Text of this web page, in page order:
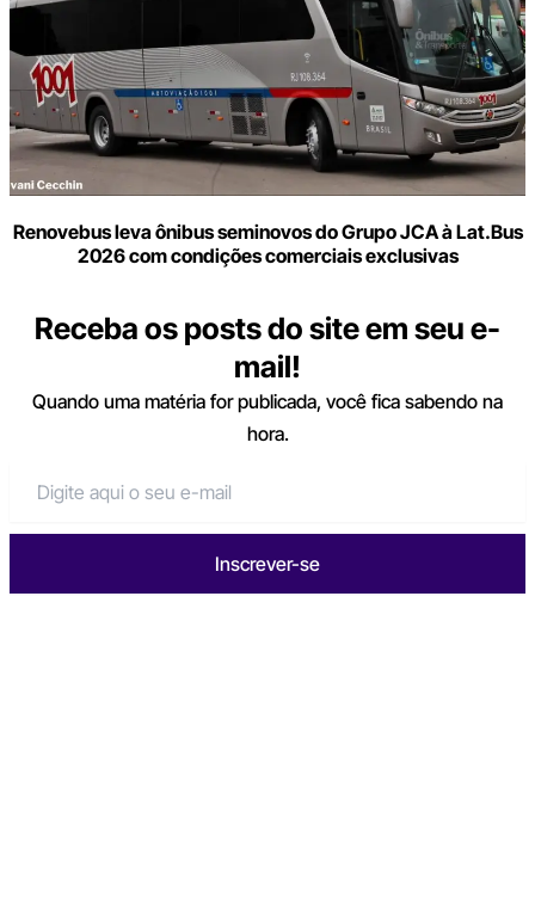
Renovebus leva ônibus seminovos do Grupo JCA à Lat.Bus
2026 com condições comerciais exclusivas
Receba os posts do site em seu e-
mail!
Quando uma matéria for publicada, você fica sabendo na
hora.
Inscrever-se